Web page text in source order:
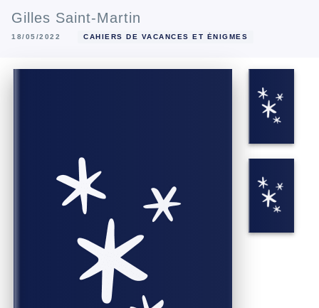
Gilles Saint-Martin
18/05/2022 CAHIERS DE VACANCES ET ÉNIGMES